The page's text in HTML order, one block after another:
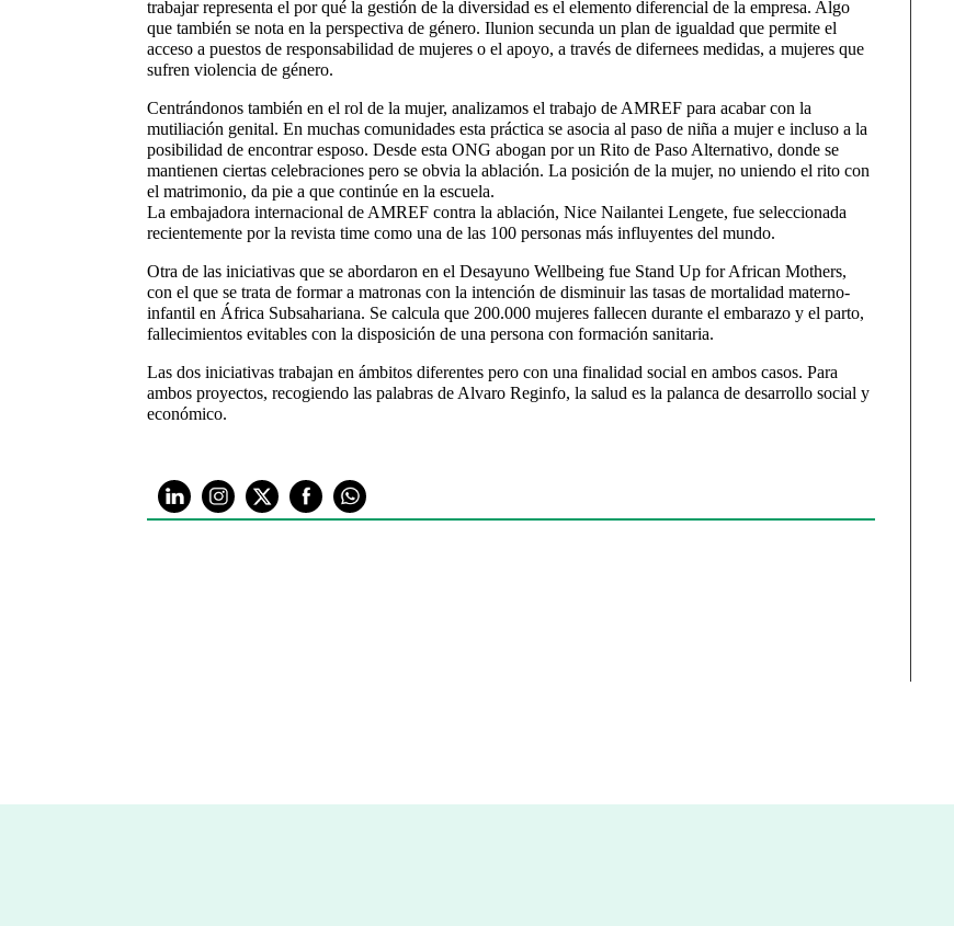
trabajar representa el por qué la gestión de la diversidad es el elemento diferencial de la empresa. Algo
que también se nota en la perspectiva de género. Ilunion secunda un plan de igualdad que permite el
acceso a puestos de responsabilidad de mujeres o el apoyo, a través de difernees medidas, a mujeres que
sufren violencia de género.
Centrándonos también en el rol de la mujer, analizamos el trabajo de AMREF para acabar con la
mutiliación genital. En muchas comunidades esta práctica se asocia al paso de niña a mujer e incluso a la
posibilidad de encontrar esposo. Desde esta ONG abogan por un Rito de Paso Alternativo, donde se
mantienen ciertas celebraciones pero se obvia la ablación. La posición de la mujer, no uniendo el rito con
el matrimonio, da pie a que continúe en la escuela.
La embajadora internacional de AMREF contra la ablación, Nice Nailantei Lengete, fue seleccionada
recientemente por la revista time como una de las 100 personas más influyentes del mundo.
Otra de las iniciativas que se abordaron en el Desayuno Wellbeing fue Stand Up for African Mothers,
con el que se trata de formar a matronas con la intención de disminuir las tasas de mortalidad materno-
infantil en África Subsahariana. Se calcula que 200.000 mujeres fallecen durante el embarazo y el parto,
fallecimientos evitables con la disposición de una persona con formación sanitaria.
Las dos iniciativas trabajan en ámbitos diferentes pero con una finalidad social en ambos casos. Para
ambos proyectos, recogiendo las palabras de Alvaro Reginfo, la salud es la palanca de desarrollo social y
económico.